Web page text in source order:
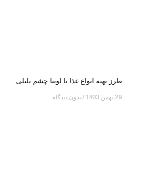
طرز تهیه انواع غذا با لوبیا چشم بلبلی
29 بهمن 1403 بدون دیدگاه